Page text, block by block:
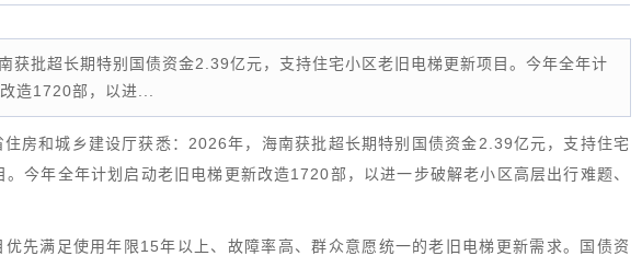
获批超长期特别国债资金2.39亿元，支持住宅小区老旧电梯更新项目。今年全年计
造1720部，以进...
房和城乡建设厅获悉：2026年，海南获批超长期特别国债资金2.39亿元，支持住宅
今年全年计划启动老旧电梯更新改造1720部，以进一步破解老小区高层出行难题、
优先满足使用年限15年以上、故障率高、群众意愿统一的老旧电梯更新需求。国债资